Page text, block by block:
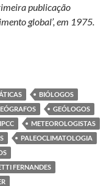
publicação
global’, em 1975.
desvendar o passado
BIÓLOGOS
GEÓLOGOS
IPCC
METEOROLOGISTAS
PALEOCLIMATOLOGIA
FERNANDES